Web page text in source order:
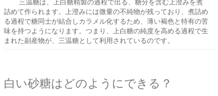
三温糖は、上白糖精製の過程で出る、糖分を含む上澄みを煮
詰めて作られます。上澄みには微量の不純物が残っており、煮詰め
る過程で糖同士が結合しカラメル化するため、薄い褐色と特有の苦
味を持つようになります。つまり、上白糖の純度を高める過程で生
まれた副産物が、三温糖として利用されているのです。
白い砂糖はどのようにできる？